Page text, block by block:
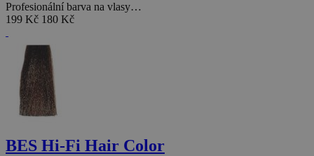
Profesionální barva na vlasy…
199 Kč 180 Kč
BES Hi-Fi Hair Color